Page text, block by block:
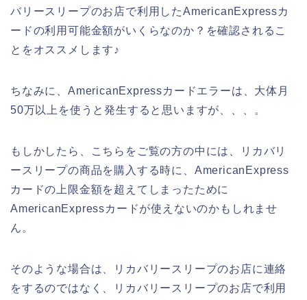
バリースリープのお店で利用したAmericanExpressカ
ードの利用可能金額がいくらなのか？を確認されるこ
とをオススメします♪
ちなみに、AmericanExpressカードエラーは、大体月
50万以上を使うと発生すると思いますが、、、。
もしかしたら、こちらをご覧の方の中には、リカバリ
ースリープの商品を購入する時に、AmericanExpress
カードの上限金額を超えてしまったために
AmericanExpressカードが使えないのかもしれませ
ん。
そのような場合は、リカバリースリープのお店に連絡
をするのではなく、リカバリースリープのお店で利用